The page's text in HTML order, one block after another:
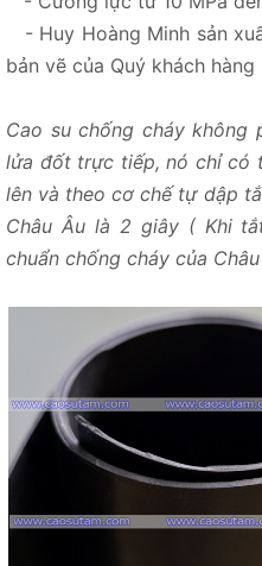
- Huy Hoàng Minh sản
bản vẽ của Quý khách hàng
Cao su chống cháy không
lửa đốt trực tiếp, nó chỉ có
lên và theo cơ chế tự dập
Châu Âu là 2 giây ( Khi
chuẩn chống cháy của